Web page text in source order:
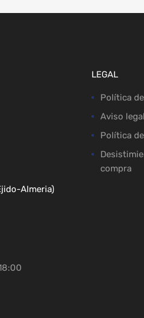
Almeria)
LEGAL
Política
Aviso legal
Política
compra